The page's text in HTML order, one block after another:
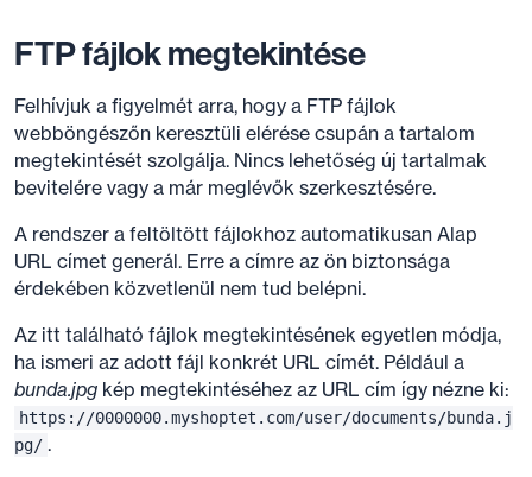
FTP fájlok megtekintése
Felhívjuk a figyelmét arra, hogy a FTP fájlok
webböngészőn keresztüli elérése csupán a tartalom
megtekintését szolgálja. Nincs lehetőség új tartalmak
bevitelére vagy a már meglévők szerkesztésére.
A rendszer a feltöltött fájlokhoz automatikusan Alap
URL címet generál. Erre a címre az ön biztonsága
érdekében közvetlenül nem tud belépni.
Az itt található fájlok megtekintésének egyetlen módja,
ha ismeri az adott fájl konkrét URL címét. Például a
bunda.jpg kép megtekintéséhez az URL cím így nézne ki:
https://0000000.myshoptet.com/user/documents/bunda.j
pg/ .